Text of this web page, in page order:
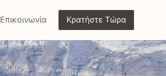
Επικοινωνία Κρατήστε Τώρα